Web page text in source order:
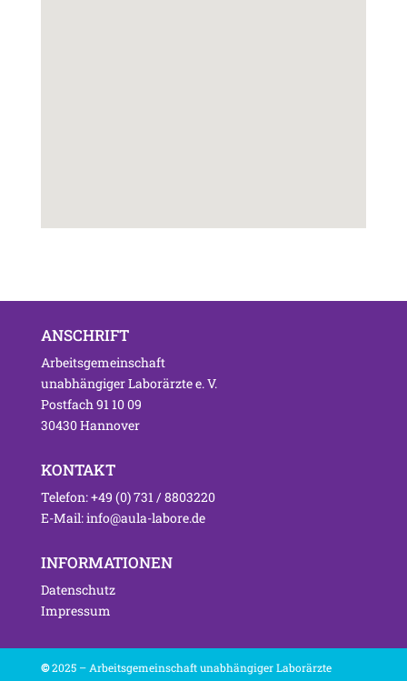
ANSCHRIFT
Arbeitsgemeinschaft
unabhängiger Laborärzte e. V.
Postfach 91 10 09
30430 Hannover
KONTAKT
Telefon: +49 (0) 731 / 8803220
E-Mail: info@aula-labore.de
INFORMATIONEN
Datenschutz
Impressum
©2025 – Arbeitsgemeinschaft unabhängiger Laborärzte